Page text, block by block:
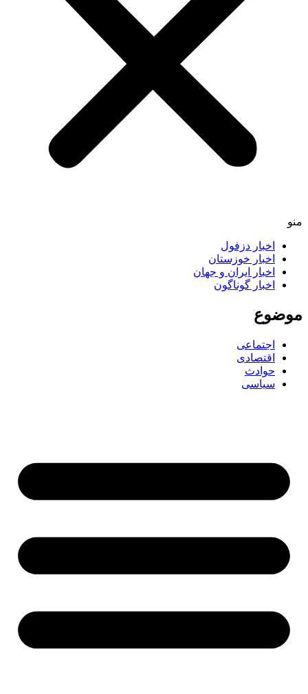
منو
اخبار دزفول
اخبار خوزستان
اخبار ایران و جهان
اخبار گوناگون
موضوع
اجتماعی
اقتصادی
حوادث
سیاسی